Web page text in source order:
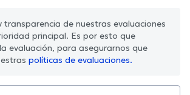
transparencia de nuestras evaluaciones
principal. Es por esto que
evaluación, para asegurarnos que
políticas de evaluaciones.